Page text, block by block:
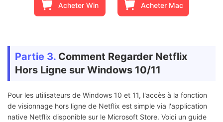
Acheter Win Acheter Mac
Partie 3. Comment Regarder Netflix
Hors Ligne sur Windows 10/11
Pour les utilisateurs de Windows 10 et 11, l'accès à la fonction
de visionnage hors ligne de Netflix est simple via l'application
native Netflix disponible sur le Microsoft Store. Voici un guide